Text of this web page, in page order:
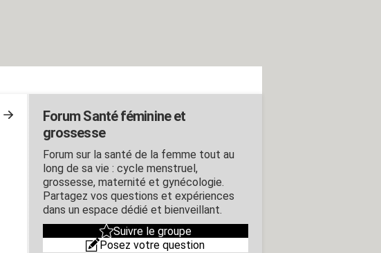
Forum Santé féminine et
grossesse
Forum sur la santé de la femme tout au
long de sa vie : cycle menstruel,
grossesse, maternité et gynécologie.
Partagez vos questions et expériences
dans un espace dédié et bienveillant.
Suivre le groupe
Posez votre question